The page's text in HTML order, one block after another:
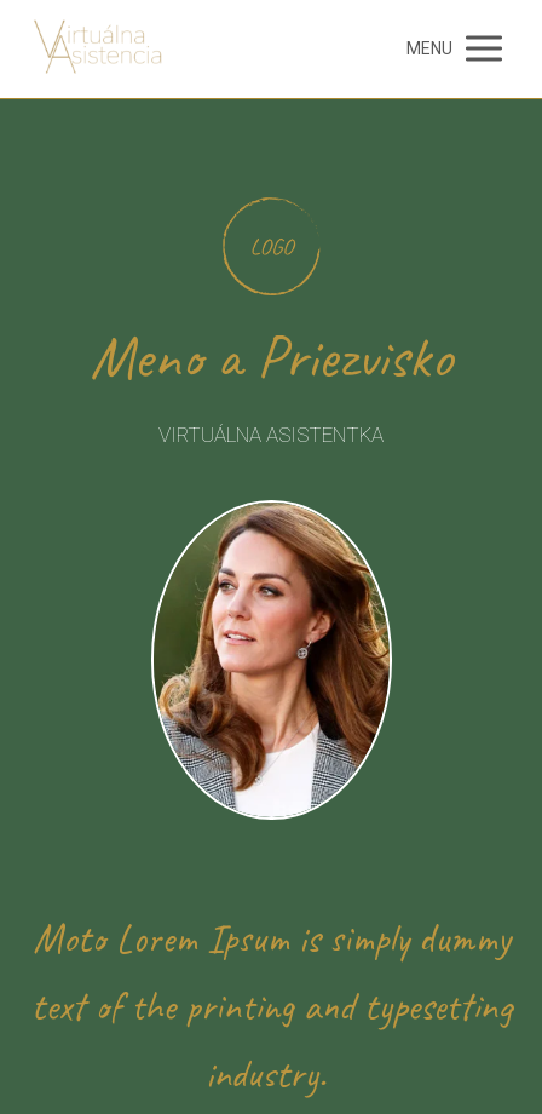
MENU
Meno a Priezvisko
VIRTUÁLNA ASISTENTKA
Moto Lorem Ipsum is simply dummy
text of the printing and typesetting
industry.